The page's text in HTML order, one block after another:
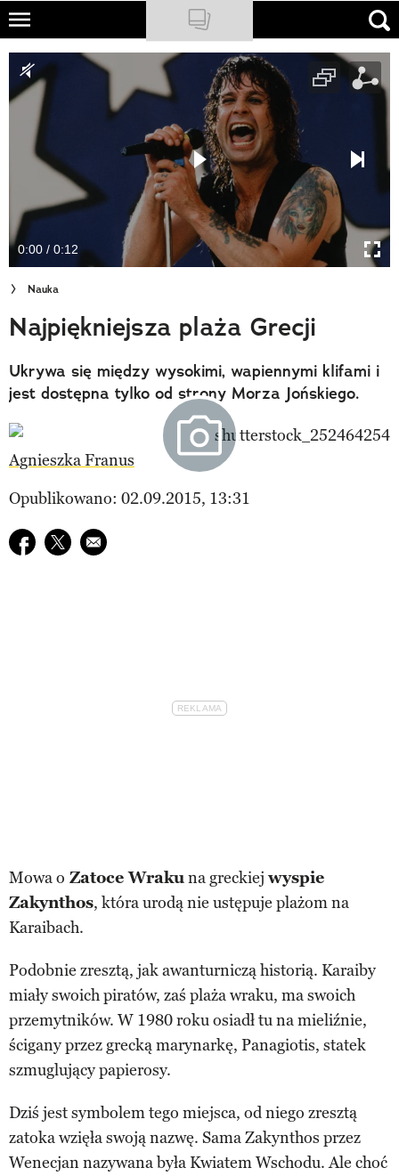
Skip
main
content
NATIONAL GEOGRAPHIC
TRAVELER
PODCASTY
Newsletter
Cuda Polski
Wielki Konkurs Fotograficzny
Trendbook Podróżniczy
Polecane
0:00 / 0:12
Nauka
Najpiękniejsza plaża Grecji
Ukrywa się między wysokimi, wapiennymi klifami i
jest dostępna tylko od strony Morza Jońskiego.
Agnieszka Franus
Opublikowano: 02.09.2015, 13:31
Udostępnij na facebook
Udostępnij na twitter
E-mail do przyjaciela
Mowa o Zatoce Wrakuna greckiej wyspie
Zakynthos, która urodą nie ustępuje plażom na
Karaibach.
Podobnie zresztą, jak awanturniczą historią. Karaiby
miały swoich piratów, zaś plaża wraku, ma swoich
przemytników. W 1980 roku osiadł tu na mieliźnie,
ścigany przez grecką marynarkę, Panagiotis, statek
szmuglujący papierosy.
Dziś jest symbolem tego miejsca, od niego zresztą
zatoka wzięła swoją nazwę. Sama Zakynthos przez
Wenecjan nazywana była Kwiatem Wschodu. Ale choć